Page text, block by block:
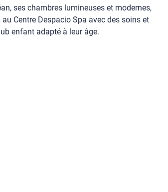
ses chambres lumineuses et modernes,
Centre Despacio Spa avec des soins et
enfant adapté à leur âge.